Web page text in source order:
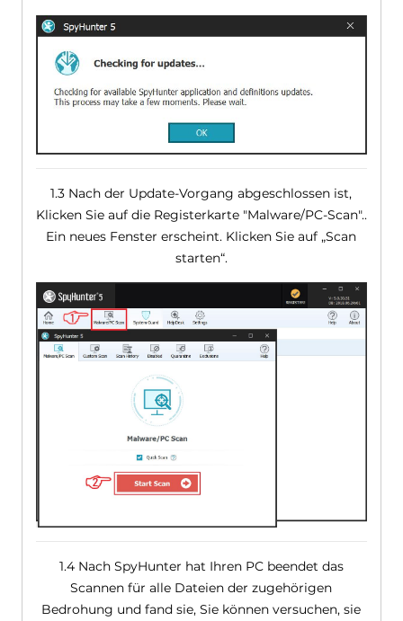
1.3 Nach der Update-Vorgang abgeschlossen ist,
Klicken Sie auf die Registerkarte "Malware/PC-Scan"..
Ein neues Fenster erscheint. Klicken Sie auf „Scan
starten“.
1.4 Nach SpyHunter hat Ihren PC beendet das
Scannen für alle Dateien der zugehörigen
Bedrohung und fand sie, Sie können versuchen, sie